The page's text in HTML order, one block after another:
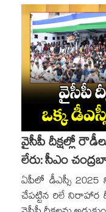
వైసీపీ దీక్షల్లో
లేరు: సీఎం
ఏపీలో డీఎస్సీ
చేపట్టిన రిలే నిరాహార